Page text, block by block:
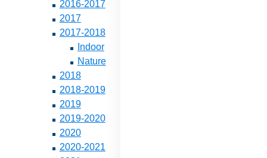
2016-2017
2017
2017-2018
Indoor
Nature
2018
2018-2019
2019
2019-2020
2020
2020-2021